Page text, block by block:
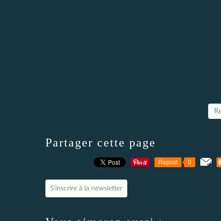
Partager cette page
Repost 0
S'inscrire à la newsletter